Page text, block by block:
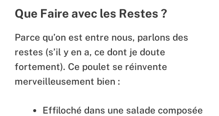
Que Faire avec les Restes ?
Parce qu’on est entre nous, parlons des
restes (s’il y en a, ce dont je doute
fortement). Ce poulet se réinvente
merveilleusement bien :
Effiloché dans une salade composée